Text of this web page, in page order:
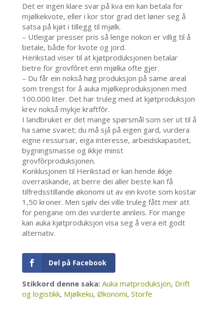
Det er ingen klare svar på kva ein kan betala for
mjølkekvote, eller i kor stor grad det løner seg å
satsa på kjøt i tillegg til mjølk.
– Utleigar presser pris så lenge nokon er villig til å
betale, både for kvote og jord.
Herikstad viser til at kjøtproduksjonen betalar
betre for grovfôret enn mjølka ofte gjer.
– Du får ein nokså høg produksjon på same areal
som trengst for å auka mjølkeproduksjonen med
100.000 liter. Det har truleg med at kjøtproduksjon
krev nokså mykje kraftfôr.
I landbruket er det mange spørsmål som ser ut til å
ha same svaret; du må sjå på eigen gard, vurdera
eigne ressursar, eiga interesse, arbeidskapasitet,
bygningsmasse og ikkje minst
grovfôrproduksjonen.
Konklusjonen til Herikstad er kan hende ikkje
overraskande, at berre dei aller beste kan få
tilfredsstillande økonomi ut av ein kvote som kostar
1,50 kroner. Men sjølv dei ville truleg fått meir att
for pengane om dei vurderte annleis. For mange
kan auka kjøtproduksjon visa seg å vera eit godt
alternativ.
Del på Facebook
Stikkord denne saka: Auka matproduksjon, Drift
og logistikk, Mjølkeku, Økonomi, Storfe